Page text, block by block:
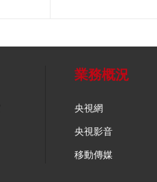
業務概況
央視網
央視影音
移動傳媒